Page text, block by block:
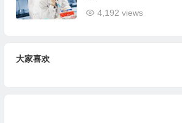
4,192 views
大家喜欢